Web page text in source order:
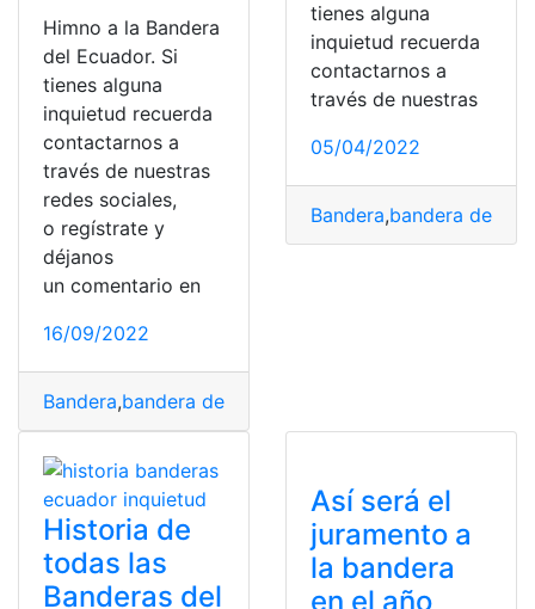
Himno a la Bandera
del Ecuador. Si
tienes alguna
inquietud recuerda
contactarnos a
través de nuestras
redes sociales,
o regístrate y
déjanos
un comentario en
16/09/2022
Bandera,bandera del ecuador
tienes alguna
inquietud recuerda
contactarnos a
través de nuestras
05/04/2022
Bandera,bandera del
Historia de
todas las
Banderas del
Así será el
juramento a
la bandera
en el año